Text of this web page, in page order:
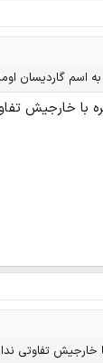
اسم گاردیسان
با خارجیش
تفاوتی